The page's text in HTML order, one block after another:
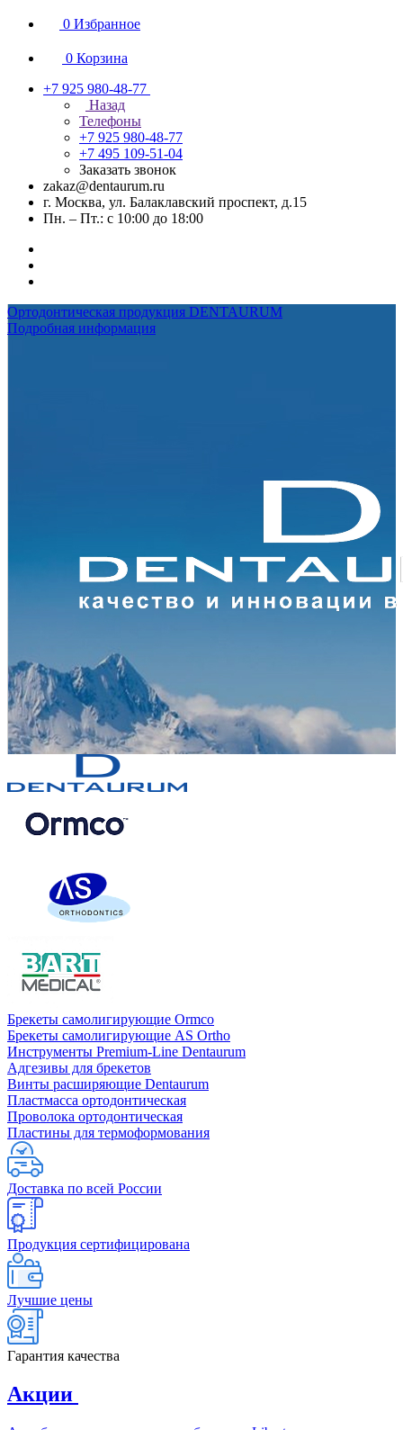
0 Избранное
0 Корзина
+7 925 980-48-77
Назад
Телефоны
+7 925 980-48-77
+7 495 109-51-04
Заказать звонок
zakaz@dentaurum.ru
г. Москва, ул. Балаклавский проспект, д.15
Пн. – Пт.: с 10:00 до 18:00
Ортодонтическая продукция DENTAURUM
Подробная информация
Брекеты самолигирующие Ormco
Брекеты самолигирующие AS Ortho
Инструменты Premium-Line Dentaurum
Адгезивы для брекетов
Винты расширяющие Dentaurum
Пластмасса ортодонтическая
Проволока ортодонтическая
Пластины для термоформования
Доставка по всей России
Продукция сертифицирована
Лучшие цены
Гарантия качества
Акции